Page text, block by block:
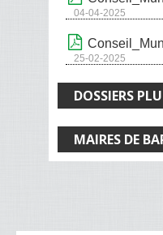
04-04-2025
25-02-2025
DOSSIERS
MAIRES DE